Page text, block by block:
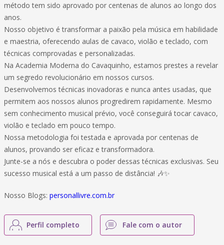
método tem sido aprovado por centenas de alunos ao longo dos
anos.
Nosso objetivo é transformar a paixão pela música em habilidade
e maestria, oferecendo aulas de cavaco, violão e teclado, com
técnicas comprovadas e personalizadas.
Na Academia Moderna do Cavaquinho, estamos prestes a revelar
um segredo revolucionário em nossos cursos.
Desenvolvemos técnicas inovadoras e nunca antes usadas, que
permitem aos nossos alunos progredirem rapidamente. Mesmo
sem conhecimento musical prévio, você conseguirá tocar cavaco,
violão e teclado em pouco tempo.
Nossa metodologia foi testada e aprovada por centenas de
alunos, provando ser eficaz e transformadora.
Junte-se a nós e descubra o poder dessas técnicas exclusivas. Seu
sucesso musical está a um passo de distância! 🎶✨
Nosso Blogs: personallivre.com.br
Perfil completo Fale com o autor